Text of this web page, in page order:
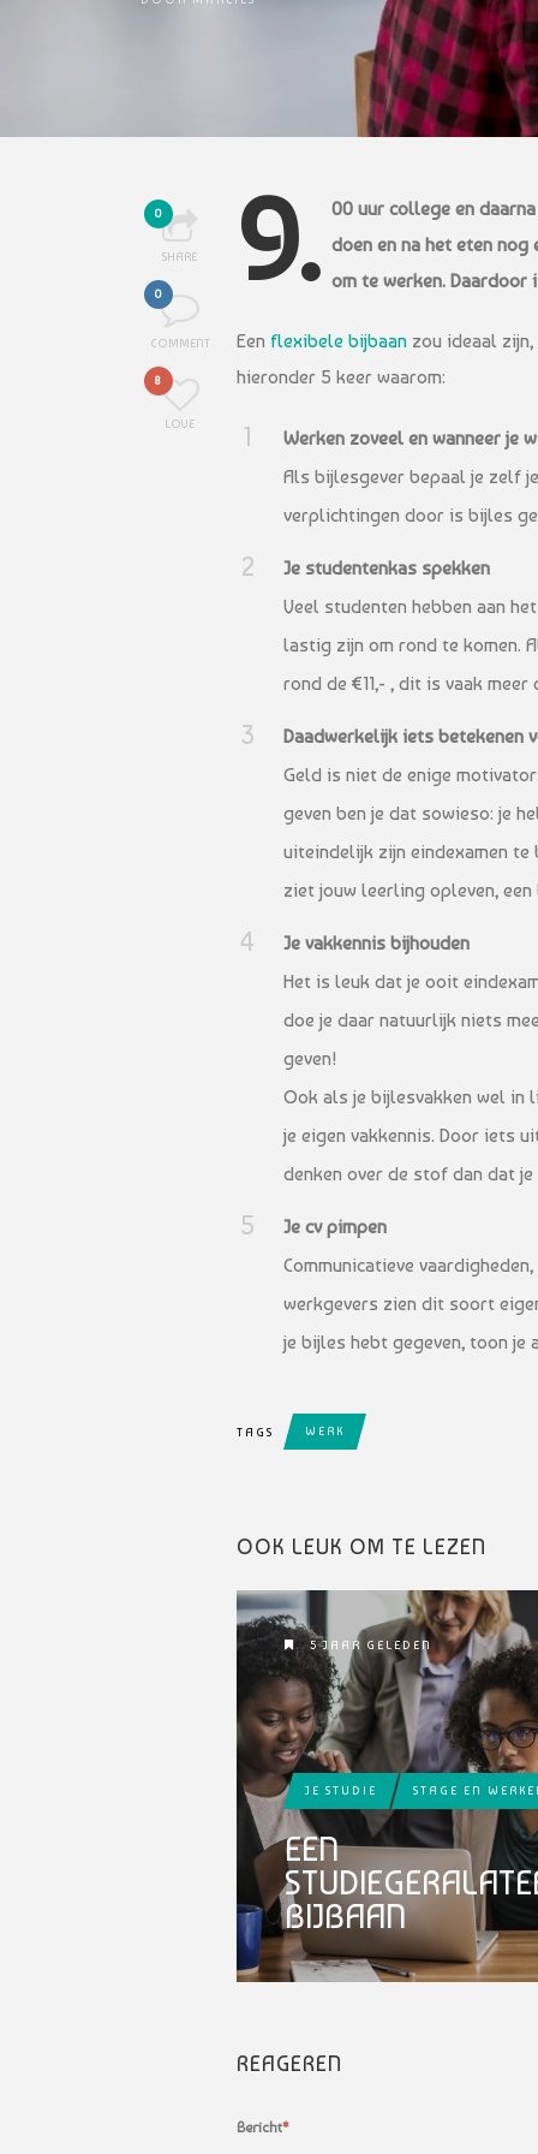
0
SHARE
0
COMMENT
8
LOVE
9. 00 uur college en
doen en na het eten
om te werken. Daardoor
Een flexibele bijbaan zou ideaal
hieronder 5 keer waarom:
Werken zoveel en wanneer je
Als bijlesgever bepaal je zelf
verplichtingen door is bijles
Je studentenkas spekken
Veel studenten hebben aan
lastig zijn om rond te komen.
rond de €11,- , dit is vaak meer
Daadwerkelijk iets betekenen
Geld is niet de enige
geven ben je dat sowieso: je
uiteindelijk zijn eindexamen te
ziet jouw leerling opleven,
Je vakkennis bijhouden
Het is leuk dat je ooit
doe je daar natuurlijk niets
geven!
Ook als je bijlesvakken wel in
je eigen vakkennis. Door iets
denken over de stof dan dat
Je cv pimpen
Communicatieve
werkgevers zien dit soort
je bijles hebt gegeven, toon je
TAGS WERK
OOK LEUK OM TE LEZEN
5 JAAR GELEDEN
JE STUDIE STAGE EN
EEN
BIJBAAN
REAGEREN
Bericht*